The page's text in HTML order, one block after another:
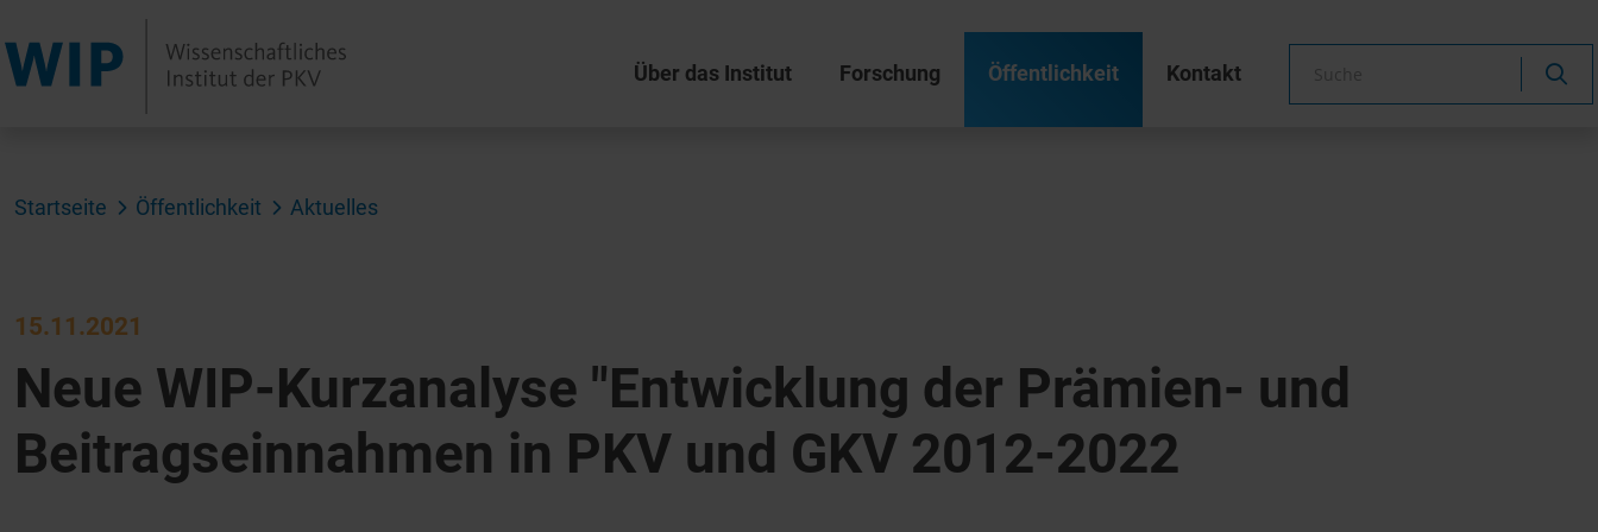
Über das Institut Forschung Öffentlichkeit Kontakt
Startseite Öffentlichkeit Aktuelles
Neue WIP-Kurzanalyse "Entwicklung der Prämien- und
Beitragseinnahmen in PKV und GKV 2012-2022
15.11.2021